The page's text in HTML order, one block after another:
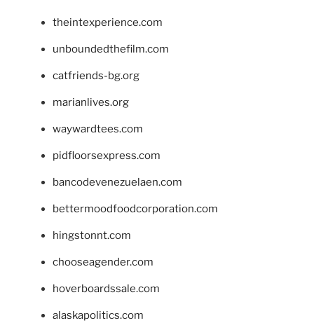
theintexperience.com
unboundedthefilm.com
catfriends-bg.org
marianlives.org
waywardtees.com
pidfloorsexpress.com
bancodevenezuelaen.com
bettermoodfoodcorporation.com
hingstonnt.com
chooseagender.com
hoverboardssale.com
alaskapolitics.com